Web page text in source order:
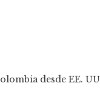
desde EE.